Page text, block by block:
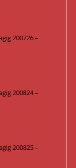
200726 –
200824 –
200825 –